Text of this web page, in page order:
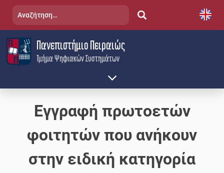
content
Τμήμα Ψηφιακών Συστημάτων
Πανεπιστήμιο Πειραιώς
Αναζήτηση
Εγγραφή πρωτοετών
φοιτητών που ανήκουν
στην ειδική κατηγορία